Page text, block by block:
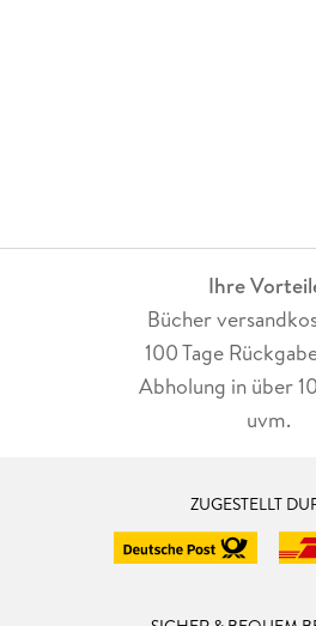
Ihre
Bücher
100 Tage
Abholung in über
uvm.
ZUGESTELLT